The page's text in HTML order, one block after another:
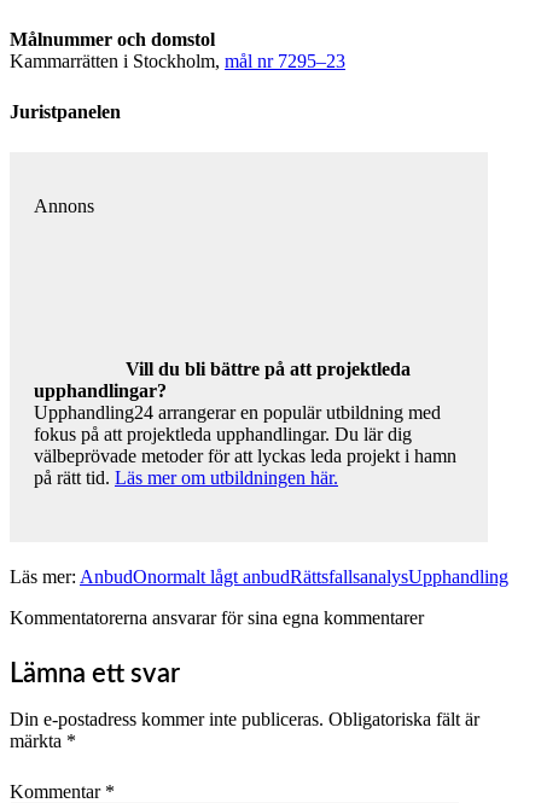
Målnummer och domstol
Kammarrätten i Stockholm, mål nr 7295–23
Juristpanelen
Annons
Vill du bli bättre på att projektleda
upphandlingar?
Upphandling24 arrangerar en populär utbildning med
fokus på att projektleda upphandlingar. Du lär dig
välbeprövade metoder för att lyckas leda projekt i hamn
på rätt tid. Läs mer om utbildningen här.
Läs mer: AnbudOnormalt lågt anbudRättsfallsanalysUpphandling
Kommentatorerna ansvarar för sina egna kommentarer
Lämna ett svar
Din e-postadress kommer inte publiceras. Obligatoriska fält är
märkta *
Kommentar *